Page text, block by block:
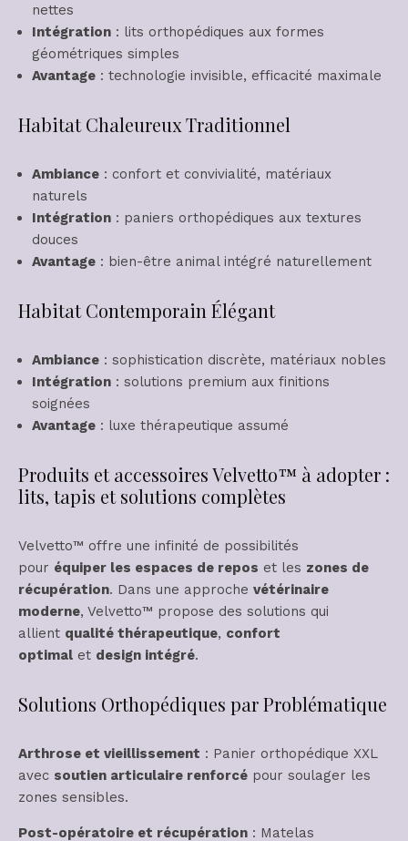
nettes
Intégration : lits orthopédiques aux formes
géométriques simples
Avantage : technologie invisible, efficacité maximale
Habitat Chaleureux Traditionnel
Ambiance : confort et convivialité, matériaux
naturels
Intégration : paniers orthopédiques aux textures
douces
Avantage : bien-être animal intégré naturellement
Habitat Contemporain Élégant
Ambiance : sophistication discrète, matériaux nobles
Intégration : solutions premium aux finitions
soignées
Avantage : luxe thérapeutique assumé
Produits et accessoires Velvetto™ à adopter :
lits, tapis et solutions complètes
Velvetto™ offre une infinité de possibilités
pour équiper les espaces de repos et les zones de
récupération. Dans une approche vétérinaire
moderne, Velvetto™ propose des solutions qui
allient qualité thérapeutique, confort
optimal et design intégré.
Solutions Orthopédiques par Problématique
Arthrose et vieillissement : Panier orthopédique XXL
avec soutien articulaire renforcé pour soulager les
zones sensibles.
Post-opératoire et récupération : Matelas